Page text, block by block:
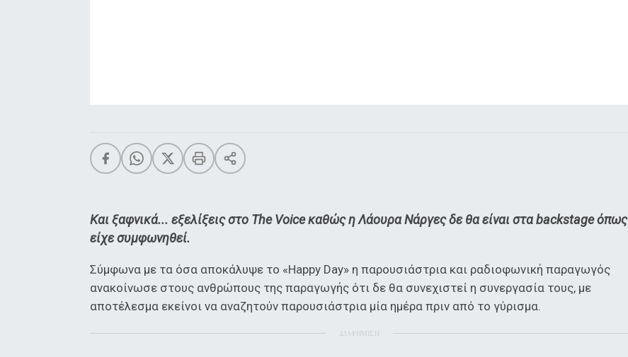
Και ξαφνικά... εξελίξεις στο The Voice καθώς η Λάουρα Νάργες δε θα είναι στα backstage όπως
είχε συμφωνηθεί.
Σύμφωνα με τα όσα αποκάλυψε το «Happy Day» η παρουσιάστρια και ραδιοφωνική παραγωγός
ανακοίνωσε στους ανθρώπους της παραγωγής ότι δε θα συνεχιστεί η συνεργασία τους, με
αποτέλεσμα εκείνοι να αναζητούν παρουσιάστρια μία ημέρα πριν από το γύρισμα.
ΔΙΑΦΗΜΙΣΗ